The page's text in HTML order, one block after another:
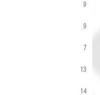
9
9
7
13
14